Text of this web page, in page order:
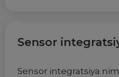
Sensor
Sensor integratsiya